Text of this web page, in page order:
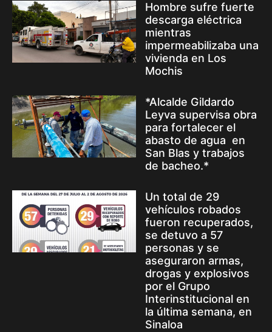
Hombre sufre fuerte
descarga eléctrica
mientras
impermeabilizaba una
vivienda en Los
Mochis
*Alcalde Gildardo
Leyva supervisa obra
para fortalecer el
abasto de agua en
San Blas y trabajos
de bacheo.*
Un total de 29
vehículos robados
fueron recuperados,
se detuvo a 57
personas y se
aseguraron armas,
drogas y explosivos
por el Grupo
Interinstitucional en
la última semana, en
Sinaloa